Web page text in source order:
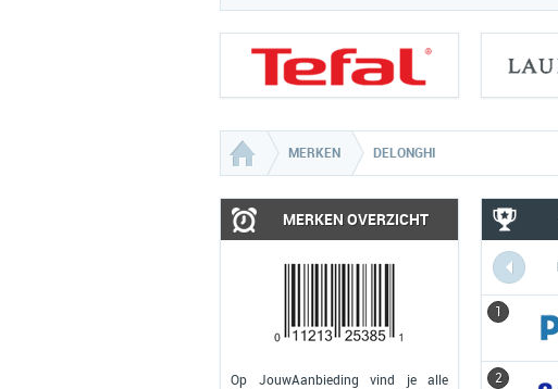
MERKEN DELONGHI
MERKEN OVERZICHT
Op JouwAanbieding vind je alle
1
2